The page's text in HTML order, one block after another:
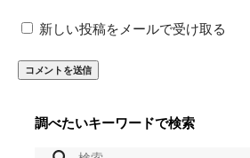
新しい投稿をメールで受け取る
調べたいキーワードで検索